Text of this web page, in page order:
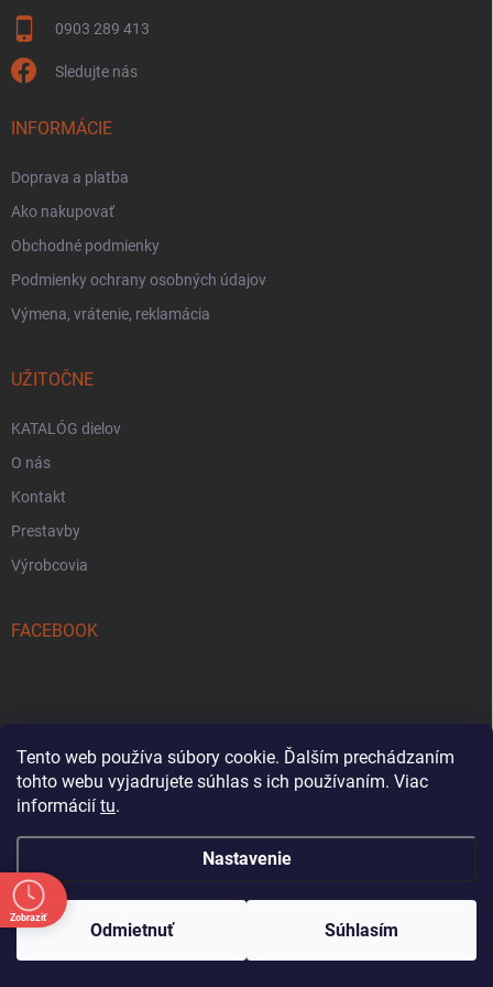
Tento web používa súbory cookie. Ďalším prechádzaním
tohto webu vyjadrujete súhlas s ich používaním. Viac
informácií tu.
Nastavenie
Odmietnuť Súhlasím
31. 8. každú sobotu predajňa zatvorená.
Ďakujeme za pochopenie a tešíme sa na vašu
0903 289 413
Sledujte nás
INFORMÁCIE
Doprava a platba
Ako nakupovať
Obchodné podmienky
Podmienky ochrany osobných údajov
Výmena, vrátenie, reklamácia
UŽITOČNE
KATALÓG dielov
O nás
Kontakt
Prestavby
Výrobcovia
FACEBOOK
Reklamačný formulár
Vytvoril Shoptet
Copyright 2026 . Všetky práva vyhradené.
Zobraziť